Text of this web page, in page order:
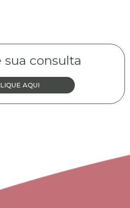
sua consulta
AQUI